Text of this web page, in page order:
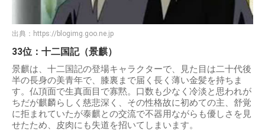
出典： https://blogimg.goo.ne.jp
33位：十二国記（景麒）
景麒は、十二国記の登場キャラクターで、見た目は二十代後
半の長身の美青年で、膝裏まで届く長く薄い金髪を持ちま
す。仏頂面で生真面目で寡黙。口数も少なく冷淡と思われが
ちだが麒麟らしく慈悲深く、その性格故に初めての主、舒覚
に拒まれていたが泰麒との交流で不器用ながらも優しさを見
せたため、皮肉にも失道を招いてしまいます。